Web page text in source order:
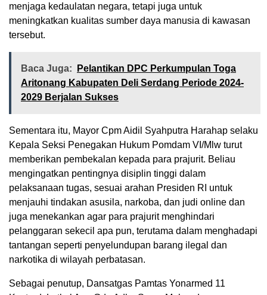
menjaga kedaulatan negara, tetapi juga untuk
meningkatkan kualitas sumber daya manusia di kawasan
tersebut.
Baca Juga:
Pelantikan DPC Perkumpulan Toga
Aritonang Kabupaten Deli Serdang Periode 2024-
2029 Berjalan Sukses
Sementara itu, Mayor Cpm Aidil Syahputra Harahap selaku
Kepala Seksi Penegakan Hukum Pomdam VI/Mlw turut
memberikan pembekalan kepada para prajurit. Beliau
mengingatkan pentingnya disiplin tinggi dalam
pelaksanaan tugas, sesuai arahan Presiden RI untuk
menjauhi tindakan asusila, narkoba, dan judi online dan
juga menekankan agar para prajurit menghindari
pelanggaran sekecil apa pun, terutama dalam menghadapi
tantangan seperti penyelundupan barang ilegal dan
narkotika di wilayah perbatasan.
Sebagai penutup, Dansatgas Pamtas Yonarmed 11